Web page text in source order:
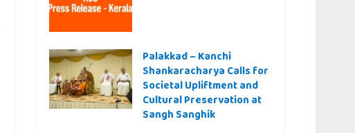
Palakkad – Kanchi
Shankaracharya Calls for
Societal Upliftment and
Cultural Preservation at
Sangh Sanghik